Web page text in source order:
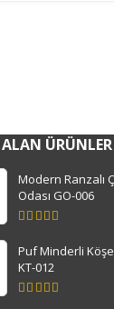
ÜRÜNLER
Modern Ranzalı
Odası GO-006
of 5
Puf Minderli
KT-012